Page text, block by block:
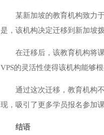
某新加坡的教育机构致力
是，该机构决定迁移到新加坡
在迁移后，该教育机构将
VPS的灵活性使得该机构能够
通过这次迁移，教育机构
现，吸引了更多学员报名参加
结语